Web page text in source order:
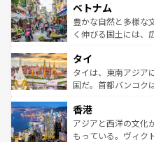
参照してほしい。
容にもいいと評判の
が味わえる
照してほしい。
き、地方に足を延ば
できる。そして、キ
まで、さまざまな韓
リティに包まれなが
覧を参照してほしい
ベトナム
豊かな自然と多様な
く伸びる国土には、
急速な発展と共に伝
ーチミン市のフラン
醸し出している。ま
とつ。フォーやバイ
ひ現地で味わいたい
が旅行者を迎えてく
タイ
タイは、東南アジア
国だ。首都バンコク
の活気が交差してい
帯で自然と触れ合い
いビーチでリゾート
香港
アジアと西洋の文化
もっている。ヴィク